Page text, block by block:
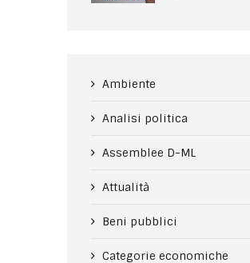
Ambiente
Analisi politica
Assemblee D-ML
Attualità
Beni pubblici
Categorie economiche